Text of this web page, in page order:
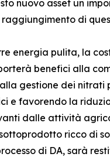
nuovo asset un
di
energia pulita, la
benefici alla
gestione dei nitrati
e favorendo la
dalle attività
ricco di
di DA, sarà